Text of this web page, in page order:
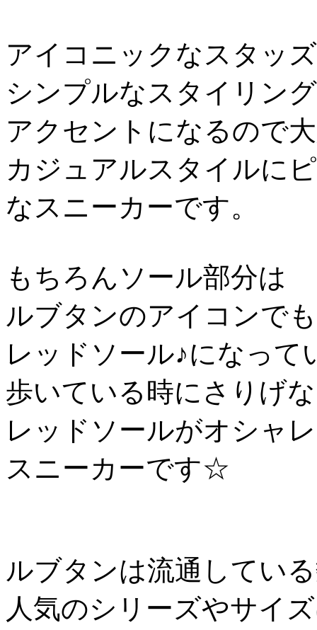
アイコニックなスタッ
シンプルなスタイリン
アクセントになるので
カジュアルスタイルに
なスニーカーです。
もちろんソール部分は
ルブタンのアイコンで
レッドソール♪になって
歩いている時にさりげ
レッドソールがオシャ
スニーカーです☆
ルブタンは流通してい
人気のシリーズやサイ